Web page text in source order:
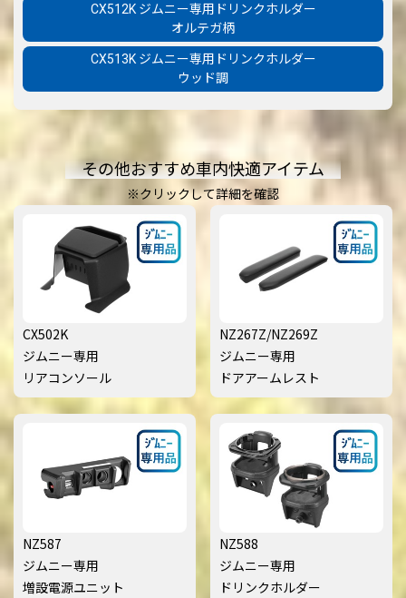
CX512K ジムニー専用ドリンクホルダー
オルテガ柄
CX513K ジムニー専用ドリンクホルダー
ウッド調
その他おすすめ車内快適アイテム
※クリックして詳細を確認
CX502K
ジムニー専用
リアコンソール
NZ267Z/NZ269Z
ジムニー専用
ドアアームレスト
NZ587
ジムニー専用
増設電源ユニット
NZ588
ジムニー専用
ドリンクホルダー